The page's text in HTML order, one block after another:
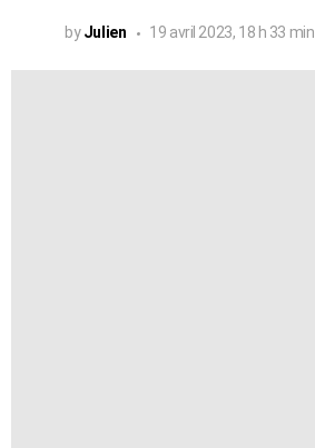
by Julien 19 avril 2023, 18 h 33 min